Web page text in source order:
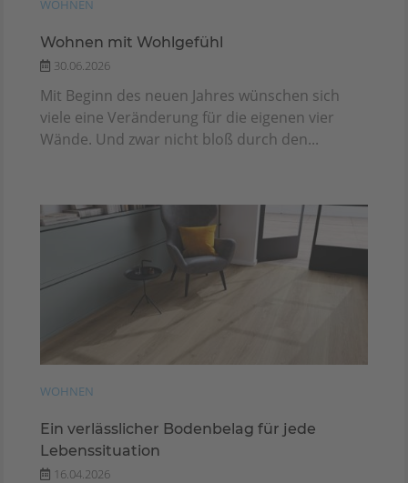
WOHNEN
Wohnen mit Wohlgefühl
30.06.2026
Mit Beginn des neuen Jahres wünschen sich
viele eine Veränderung für die eigenen vier
Wände. Und zwar nicht bloß durch den...
WOHNEN
Ein verlässlicher Bodenbelag für jede
Lebenssituation
16.04.2026